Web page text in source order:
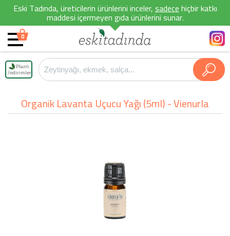
Eski Tadında, üreticilerin ürünlerini inceler,sadecehiçbir katkı
maddesi içermeyen gıda ürünlerini sunar.
0
Planlı
İndirimler
Organik Lavanta Uçucu Yağı (5ml) - Vienurla